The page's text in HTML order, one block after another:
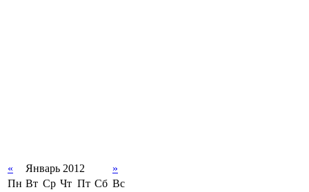
« Январь 2012
»
Пн Вт Ср Чт Пт Сб Вс